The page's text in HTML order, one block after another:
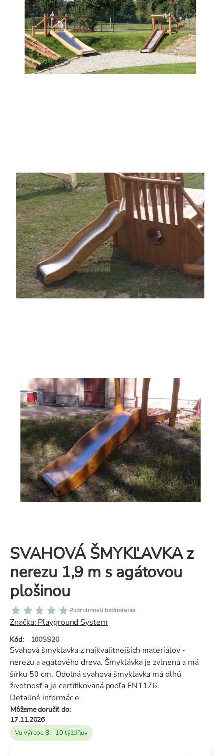
SVAHOVÁ ŠMYKĽAVKA z
nerezu 1,9 m s agátovou
plošinou
Kód: 100SS20
Priemerné
hodnotenie
produktu
je
z
5
hviezdičiek.
Podrobnosti hodnotenia
Značka: Playground System
Vo výrobe 8 - 10 týždňov
Môžeme doručiť do:
17.11.2026
Svahová šmykľavka z najkvalitnejších materiálov -
nerezu a agátového dreva. Šmykľávka je zvlnená a má
šírku 50 cm. Odolná svahová šmykľavka má dlhú
životnosť a je certifikovaná podľa EN1176.
Detailné informácie